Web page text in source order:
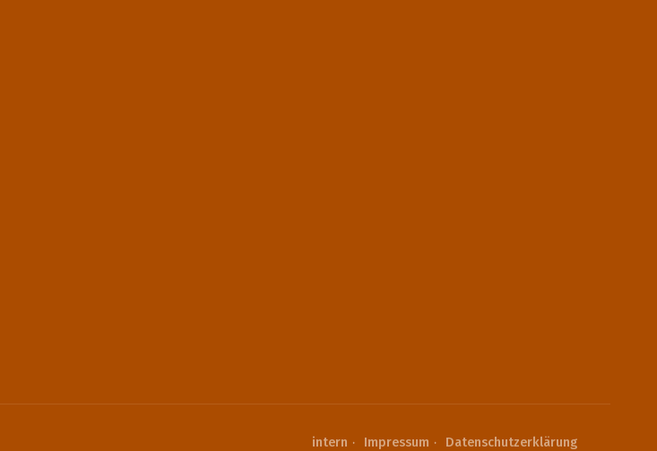
intern Impressum Datenschutzerklärung